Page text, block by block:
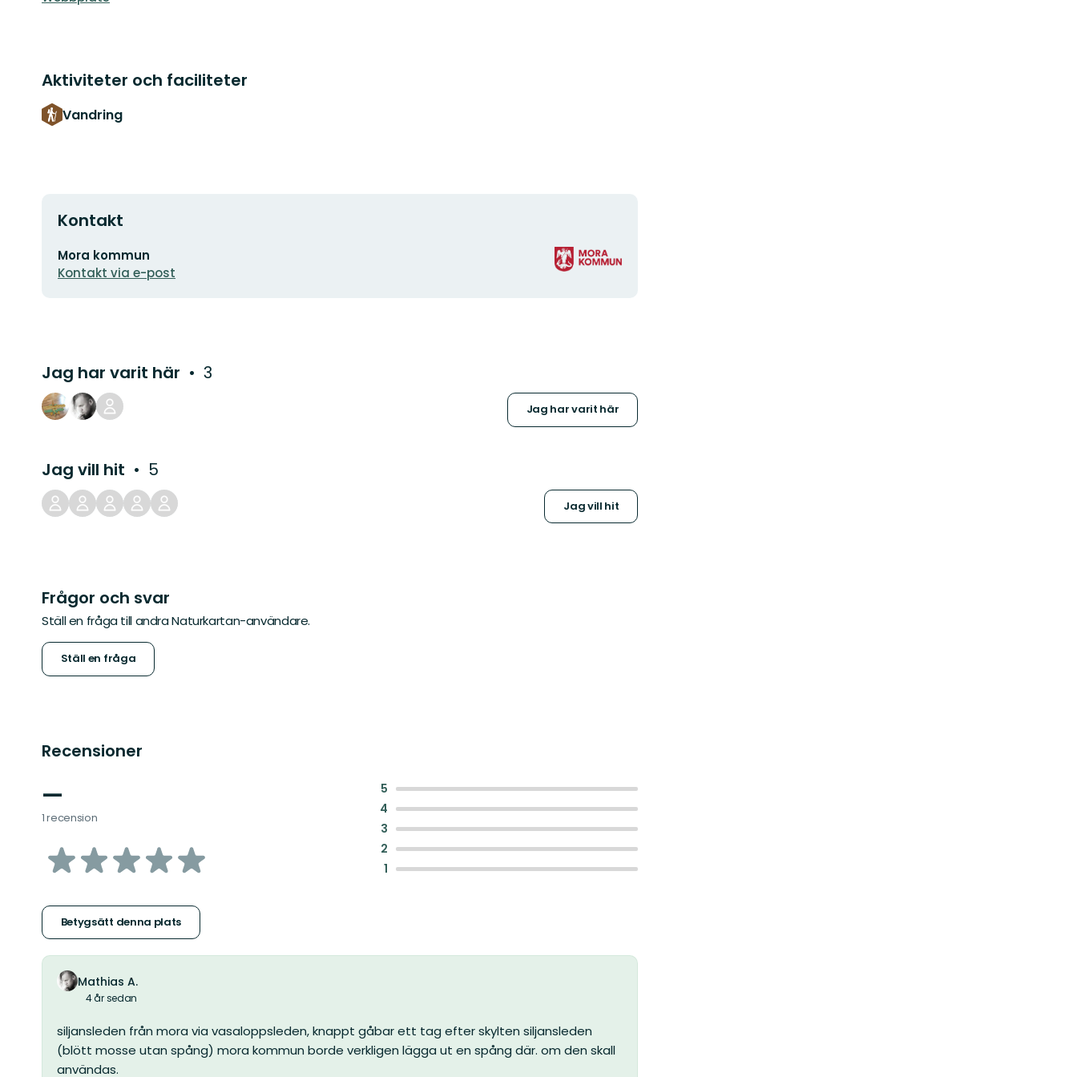
Aktiviteter och faciliteter
Vandring
Kontakt
E-
postadress
Mora kommun
Kontakt via e-post
Organisationens
logotyp
Jag har varit här 3
Jag har varit här
Jag vill hit 5
Jag vill hit
Frågor och svar
Ställ en fråga till andra Naturkartan-användare.
Ställ en fråga
Recensioner
—
1 recension
av
stjärnor
Betygsätt denna plats
5
4
3
2
1
Mathias A.
4 år sedan
siljansleden från mora via vasaloppsleden, knappt gåbar ett tag efter skylten siljansleden
(blött mosse utan spång) mora kommun borde verkligen lägga ut en spång där. om den skall
användas.